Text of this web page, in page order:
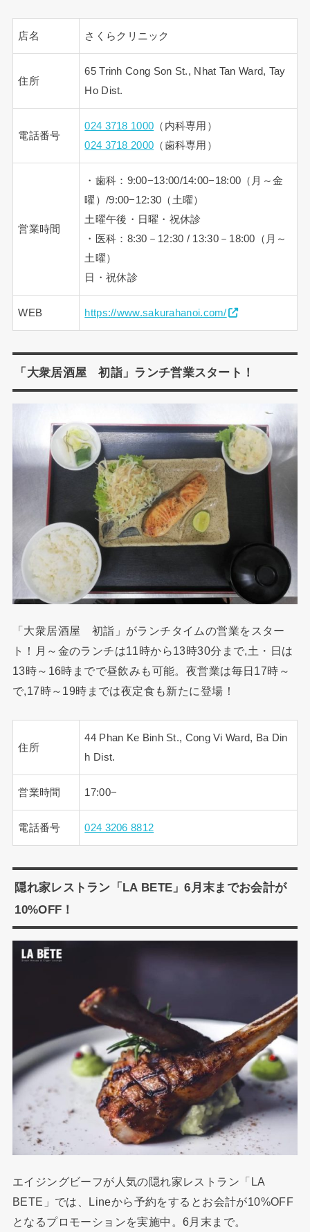
店名 さくらクリニック
住所
65 Trinh Cong Son St., Nhat Tan Ward, Tay
Ho Dist.
電話番号
024 3718 1000 （内科専用）
024 3718 2000 （歯科専用）
営業時間
・歯科：9:00−13:00/14:00−18:00（月～金
曜）/9:00−12:30（土曜）
土曜午後・日曜・祝休診
・医科：8:30－12:30 / 13:30－18:00（月～
土曜）
日・祝休診
WEB https://www.sakurahanoi.com/
「大衆居酒屋 初詣」ランチ営業スタート！
「大衆居酒屋 初詣」がランチタイムの営業をスター
ト！月～金のランチは11時から13時30分まで,土・日は
13時～16時までで昼飲みも可能。夜営業は毎日17時～
で,17時～19時までは夜定食も新たに登場！
住所
44 Phan Ke Binh St., Cong Vi Ward, Ba Din
h Dist.
営業時間 17:00−
電話番号 024 3206 8812
隠れ家レストラン「LA BETE」6月末までお会計が
10%OFF！
エイジングビーフが人気の隠れ家レストラン「LA
BETE」では、Lineから予約をするとお会計が10%OFF
となるプロモーションを実施中。6月末まで。